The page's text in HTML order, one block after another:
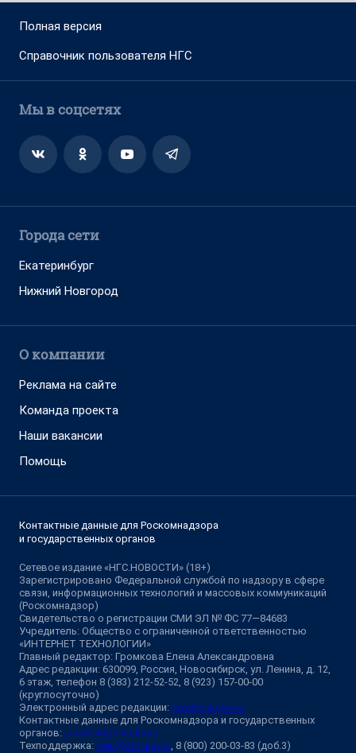
Полная версия
Справочник пользователя НГС
Мы в соцсетях
Города сети
Екатеринбург
Нижний Новгород
О компании
Реклама на сайте
Команда проекта
Наши вакансии
Помощь
Контактные данные для Роскомнадзора
и государственных органов
Сетевое издание «НГС.НОВОСТИ» (18+)
Зарегистрировано Федеральной службой по надзору в сфере
связи, информационных технологий и массовых коммуникаций
(Роскомнадзор)
Свидетельство о регистрации СМИ ЭЛ № ФС 77—84683
Учредитель: Общество с ограниченной ответственностью
«ИНТЕРНЕТ ТЕХНОЛОГИИ»
Главный редактор: Громкова Елена Александровна
Адрес редакции: 630099, Россия, Новосибирск, ул. Ленина, д. 12,
6 этаж, телефон 8 (383) 212-52-52, 8 (923) 157-00-00
(круглосуточно)
Электронный адрес редакции: ngs@shkulev.ru
Контактные данные для Роскомнадзора и государственных
органов: juristnsk@shkulev.ru
Техподдержка: help@shkulev.ru , 8 (800) 200-03-83 (доб.3)